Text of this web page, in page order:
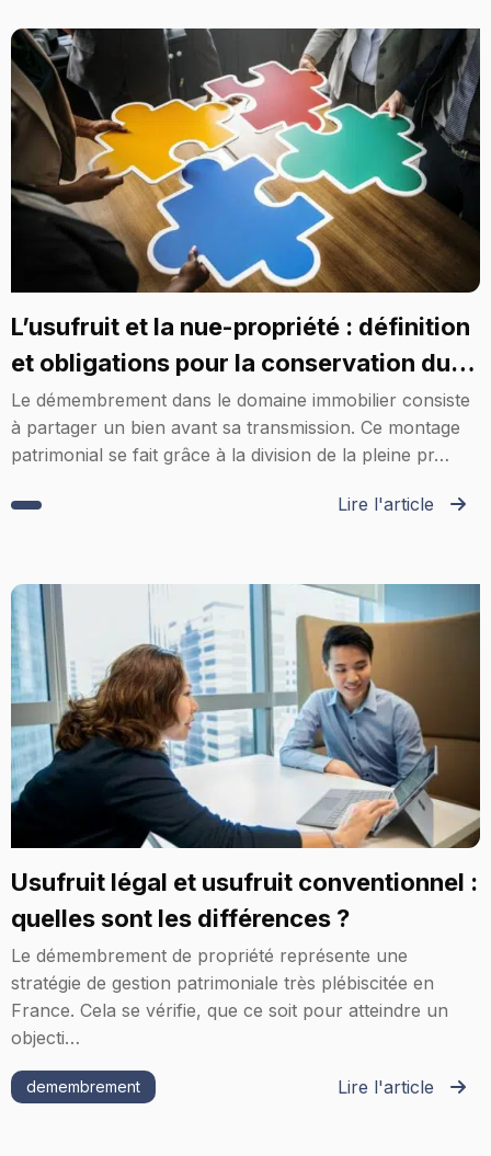
L’usufruit et la nue-propriété : définition
et obligations pour la conservation du
bien
Le démembrement dans le domaine immobilier consiste
à partager un bien avant sa transmission. Ce montage
patrimonial se fait grâce à la division de la pleine pr…
Lire l'article
Usufruit légal et usufruit conventionnel :
quelles sont les différences ?
Le démembrement de propriété représente une
stratégie de gestion patrimoniale très plébiscitée en
France. Cela se vérifie, que ce soit pour atteindre un
objecti…
Lire l'article
demembrement